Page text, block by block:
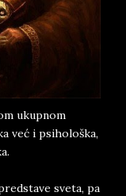
ukupnom
već i psihološka,
sveta, pa